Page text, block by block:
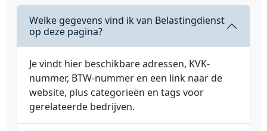
Welke gegevens vind ik van Belastingdienst
op deze pagina?
Je vindt hier beschikbare adressen, KVK-
nummer, BTW-nummer en een link naar de
website, plus categorieën en tags voor
gerelateerde bedrijven.